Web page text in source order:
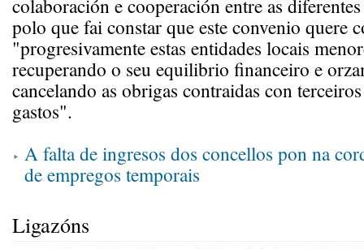
colaboración e cooperación entre as
polo que fai constar que este convenio quere
"progresivamente estas entidades locais
recuperando o seu equilibrio financeiro e
cancelando as obrigas contraidas con
gastos".
A falta de ingresos dos concellos pon na
de empregos temporais
Ligazóns